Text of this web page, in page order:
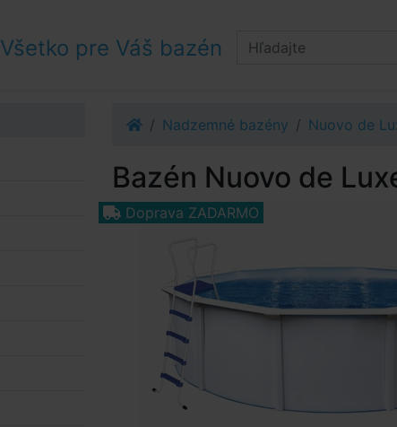
Všetko pre Váš bazén
Nadzemné bazény Nuovo de
Bazén Nuovo de
Doprava ZADARMO